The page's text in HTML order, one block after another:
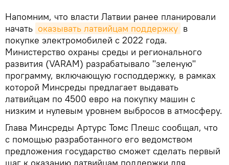
Напомним, что власти Латвии ранее планировали
начать оказывать латвийцам поддержку в
покупке электромобилей с 2022 года.
Министерство охраны среды и регионального
развития (VARAM) разрабатывало "зеленую"
программу, включающую господдержку, в рамках
которой Минсреды предлагает выдавать
латвийцам по 4500 евро на покупку машин с
низким и нулевым уровнем выбросов в атмосферу.
Глава Минсреды Артурс Томс Плешс сообщал, что
с помощью разработанного его ведомством
предложения государство сможет сделать первый